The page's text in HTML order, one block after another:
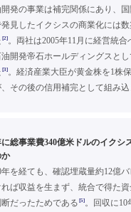
発の事業は補完関係にあり、
見したイクシスの商業化には
[2]。両社は2005年11月に経営統合
油開発帝石ホールディングスと
[3]。経済産業大臣が黄金株を1株
その後の信用補完として組み込
に総事業費340億米ドルのイクシ
を経ても、確認埋蔵量約12億
ば収益を生まず、統合で得た
だったためである [5]。回収に10